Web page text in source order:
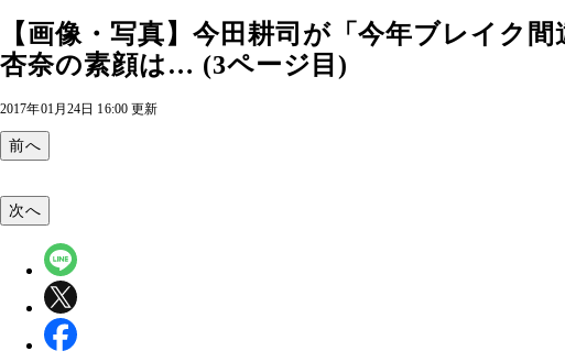
【画像・写真】今田耕司が「今年ブレイク
杏奈の素顔は… (3ページ目)
2017年01月24日 16:00 更新
前へ
次へ